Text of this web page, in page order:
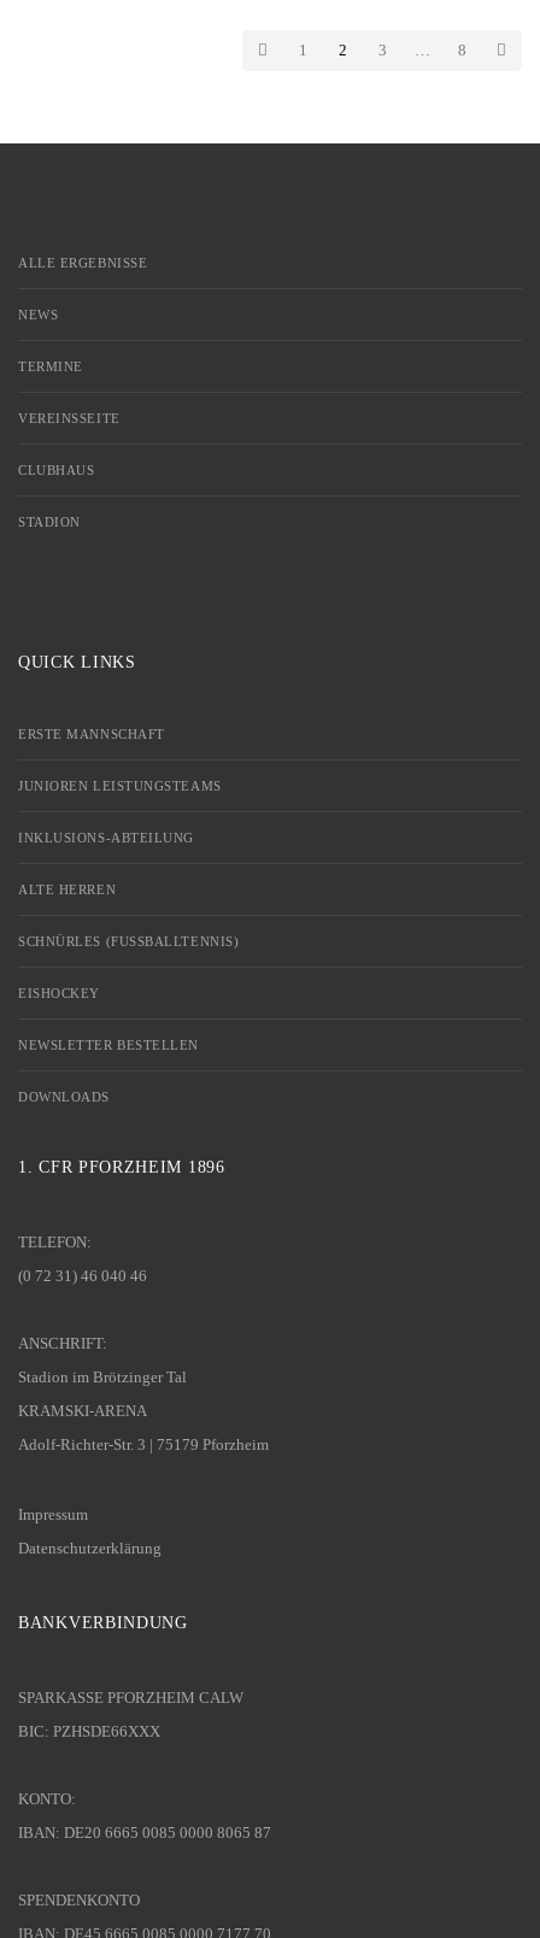
1
2 3 8
ALLE ERGEBNISSE
NEWS
TERMINE
VEREINSSEITE
CLUBHAUS
STADION
QUICK LINKS
ERSTE MANNSCHAFT
JUNIOREN LEISTUNGSTEAMS
INKLUSIONS-ABTEILUNG
ALTE HERREN
SCHNÜRLES (FUSSBALLTENNIS)
EISHOCKEY
NEWSLETTER BESTELLEN
DOWNLOADS
1. CFR PFORZHEIM 1896
TELEFON:
(0 72 31) 46 040 46
ANSCHRIFT:
Stadion im Brötzinger Tal
KRAMSKI-ARENA
Adolf-Richter-Str. 3 | 75179 Pforzheim
Impressum
Datenschutzerklärung
BANKVERBINDUNG
SPARKASSE PFORZHEIM CALW
BIC: PZHSDE66XXX
KONTO:
IBAN: DE20 6665 0085 0000 8065 87
SPENDENKONTO
IBAN: DE45 6665 0085 0000 7177 70